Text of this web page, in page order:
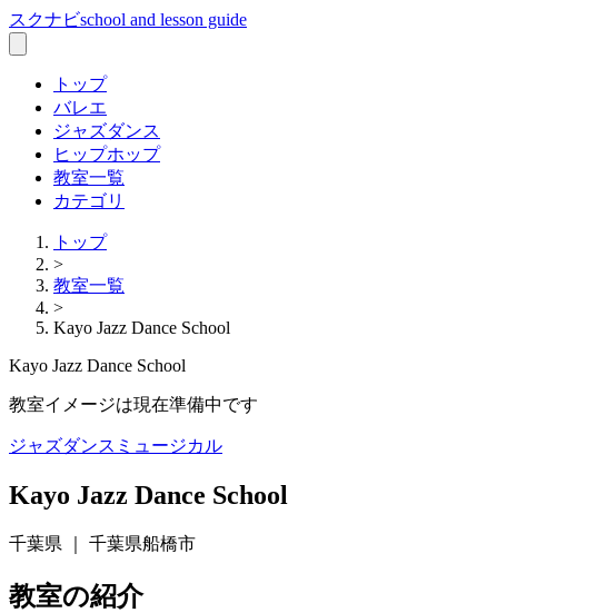
スクナビschool and lesson guide
トップ
バレエ
ジャズダンス
ヒップホップ
教室一覧
カテゴリ
トップ
>
教室一覧
>
Kayo Jazz Dance School
Kayo Jazz Dance School
教室イメージは現在準備中です
ジャズダンス ミュージカル
Kayo Jazz Dance School
千葉県 ｜ 千葉県船橋市
教室の紹介